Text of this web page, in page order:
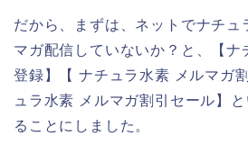
だから、まずは、ネットでナチュ
マガ配信していないか？と、【ナ
登録】【 ナチュラ水素 メルマガ
ュラ水素 メルマガ割引セール】
ることにしました。